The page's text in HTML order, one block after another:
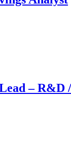
– R&D